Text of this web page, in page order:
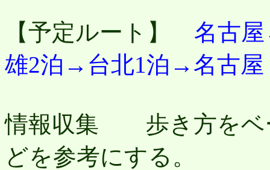
【予定ルート】 名古
雄2泊→台北1泊→名古屋
情報収集 歩き方をベ
どを参考にする。